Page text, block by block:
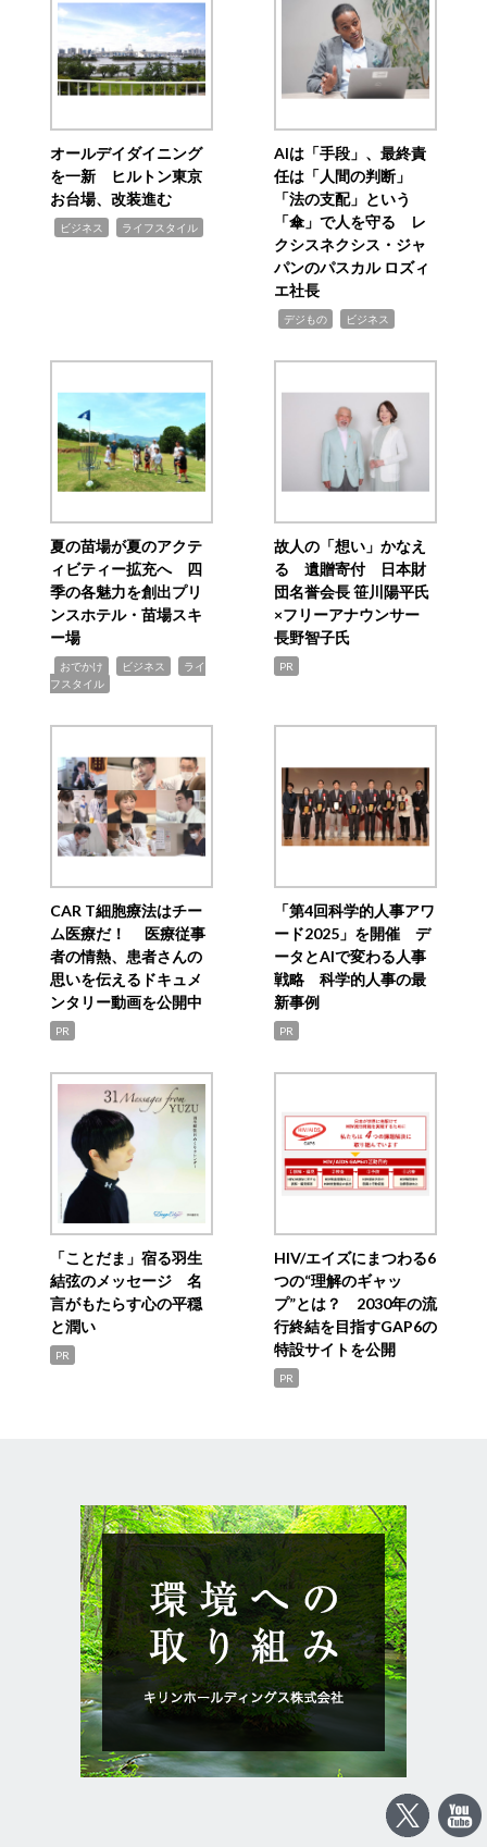
オールデイダイニング
を一新 ヒルトン東京
お台場、改装進む
ビジネス ライフスタイル
AIは「手段」、最終責
任は「人間の判断」
「法の支配」という
「傘」で人を守る レ
クシスネクシス・ジャ
パンのパスカル ロズィ
エ社長
デジもの ビジネス
夏の苗場が夏のアクテ
ィビティー拡充へ 四
季の各魅力を創出プリ
ンスホテル・苗場スキ
ー場
おでかけ ビジネス
ライ
フスタイル
故人の「想い」かなえ
る 遺贈寄付 日本財
団名誉会長 笹川陽平氏
×フリーアナウンサー
長野智子氏
PR
CAR T細胞療法はチー
ム医療だ！ 医療従事
者の情熱、患者さんの
思いを伝えるドキュメ
ンタリー動画を公開中
PR
「第4回科学的人事アワ
ード2025」を開催 デ
ータとAIで変わる人事
戦略 科学的人事の最
新事例
PR
「ことだま」宿る羽生
結弦のメッセージ 名
言がもたらす心の平穏
と潤い
PR
HIV/エイズにまつわる6
つの“理解のギャッ
プ”とは？ 2030年の流
行終結を目指すGAP6の
特設サイトを公開
PR